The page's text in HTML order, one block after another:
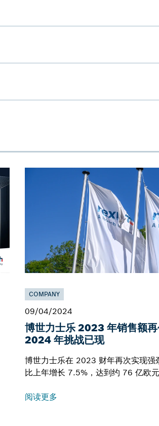
COMPANY
09/04/2024
博世力士乐 2023 年销售额再
2024 年挑战已现
博世力士乐在 2023 财年再次实现强
比上年增长 7.5%，达到约 76 亿欧元
阅读更多